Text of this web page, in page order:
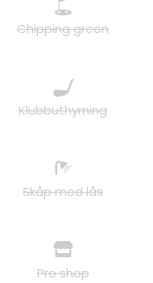
Chipping green
Klubbuthyrning
Skåp med lås
Pro shop